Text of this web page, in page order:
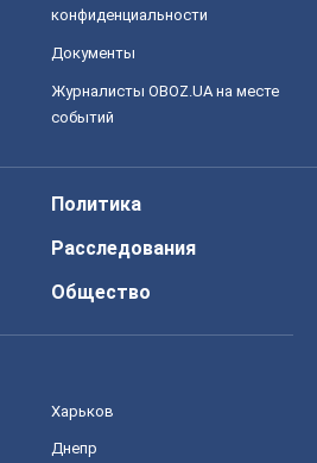
конфиденциальности
Документы
Журналисты OBOZ.UA на месте
событий
Политика
Расследования
Общество
Харьков
Днепр